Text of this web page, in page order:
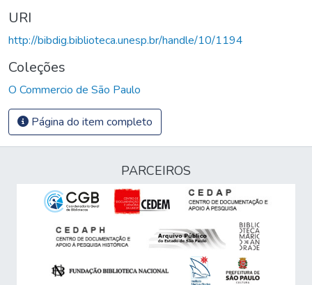
URI
http://bibdig.biblioteca.unesp.br/handle/10/1194
Coleções
O Commercio de São Paulo
Página do item completo
PARCEIROS